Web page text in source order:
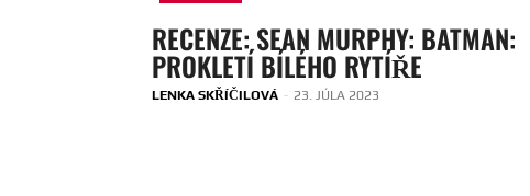
RECENZE: SEAN MURPHY: BATMAN:
PROKLETÍ BÍLÉHO RYTÍŘE
LENKA SKŘÍČILOVÁ - 23. JÚLA 2023